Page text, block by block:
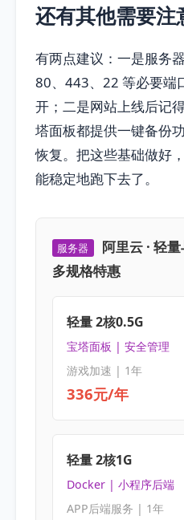
还有其他需要注
有两点建议：一是服务
80、443、22 等必要端
开；二是网站上线后记
塔面板都提供一键备份
恢复。把这些基础做好
能稳定地跑下去了。
服务器
阿里云 · 轻量
多规格特惠
轻量 2核0.5G
宝塔面板 | 安全管理
游戏加速 | 1年
336元/年
轻量 2核1G
Docker | 小程序后端
APP后端服务 | 1年